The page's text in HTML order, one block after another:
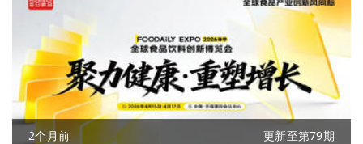
2个月前 更新至第79期